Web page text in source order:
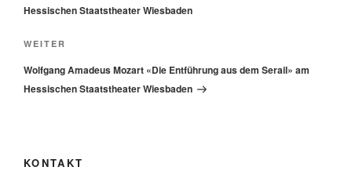
Hessischen Staatstheater Wiesbaden
Nächster
Beitrag
WEITER
Wolfgang Amadeus Mozart «Die Entführung aus dem Serail» am
Hessischen Staatstheater Wiesbaden
KONTAKT